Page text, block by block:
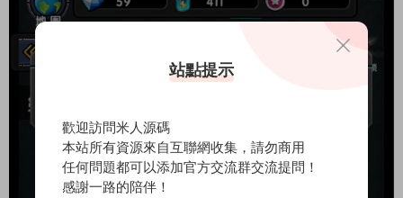
站點提示
歡迎訪問米人源碼
本站所有資源來自互聯網收集，請勿商用
任何問題都可以添加官方交流群交流提問！
感謝一路的陪伴！